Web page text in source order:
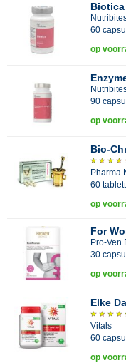
Biotica
60
op
90
op
Bio-
Pharma
60
op
For
Pro-Ven
30
op
Elke
Vitals
60
op